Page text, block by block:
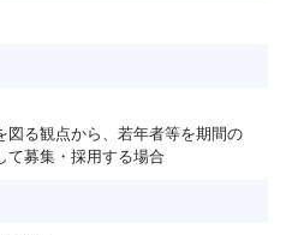
図る観点から、若年者等を期間の
て募集・採用する場合